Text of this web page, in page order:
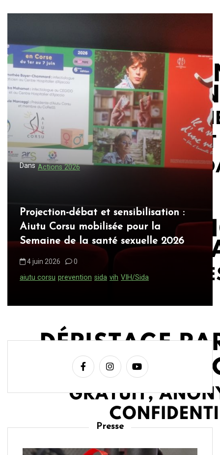
Dans Actions 2026
Projection-débat et sensibilisation :
Aiutu Corsu mobilisée pour la
Semaine de la santé sexuelle 2026
4 juin 2026 0
aiutu corsu prevention sida vih VIH/Sida
Presse